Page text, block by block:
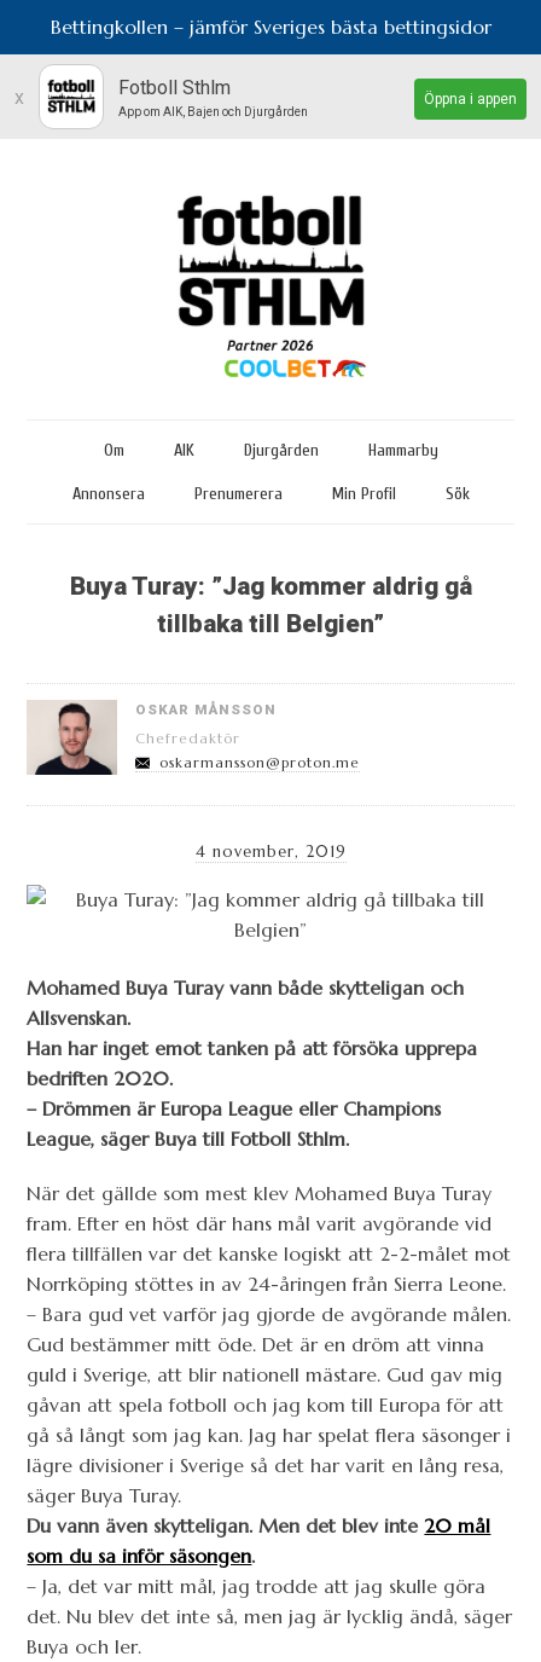
Bettingkollen – jämför Sveriges bästa bettingsidor
x Fotboll Sthlm
App om AIK, Bajen och Djurgården
Öppna i appen
Om AIK Djurgården Hammarby
Annonsera Prenumerera Min Profil Sök
Buya Turay: ”Jag kommer aldrig gå
tillbaka till Belgien”
OSKAR MÅNSSON
Chefredaktör
oskarmansson@proton.me
4 november, 2019
Mohamed Buya Turay vann både skytteligan och
Allsvenskan.
Han har inget emot tanken på att försöka upprepa
bedriften 2020.
– Drömmen är Europa League eller Champions
League, säger Buya till Fotboll Sthlm.
När det gällde som mest klev Mohamed Buya Turay
fram. Efter en höst där hans mål varit avgörande vid
flera tillfällen var det kanske logiskt att 2-2-målet mot
Norrköping stöttes in av 24-åringen från Sierra Leone.
– Bara gud vet varför jag gjorde de avgörande målen.
Gud bestämmer mitt öde. Det är en dröm att vinna
guld i Sverige, att blir nationell mästare. Gud gav mig
gåvan att spela fotboll och jag kom till Europa för att
gå så långt som jag kan. Jag har spelat flera säsonger i
lägre divisioner i Sverige så det har varit en lång resa,
säger Buya Turay.
Du vann även skytteligan. Men det blev inte 20 mål
som du sa inför säsongen.
– Ja, det var mitt mål, jag trodde att jag skulle göra
det. Nu blev det inte så, men jag är lycklig ändå, säger
Buya och ler.